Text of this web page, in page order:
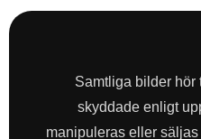
Samtliga bilder
skyddade enligt
manipuleras eller